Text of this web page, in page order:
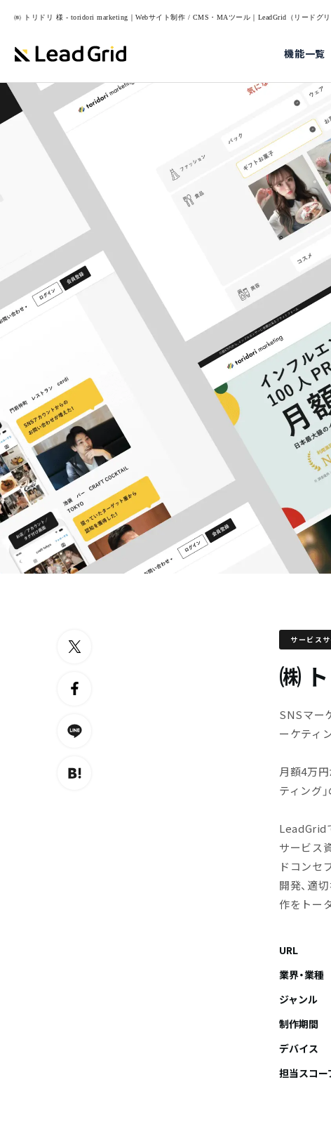
㈱ トリドリ 様 - toridori marketing｜Webサイト制作 / CMS・MAツール｜LeadGrid（リードグリ
機能一覧
サービス
㈱
SNSマー
ーケティ
月額4万
ティング
LeadGrid
サービス
ドコンセ
開発、適
作をトー
URL
業界・業種
ジャンル
制作期間
デバイス
担当スコー